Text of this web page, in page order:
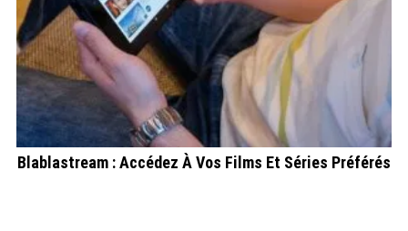
Blablastream : Accédez À Vos Films Et Séries Préférés